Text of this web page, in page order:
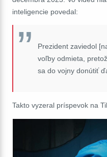
inteligencie povedal:
Prezident zaviedol
voľby odmieta,
sa do vojny donútiť
Takto vyzeral príspevok na